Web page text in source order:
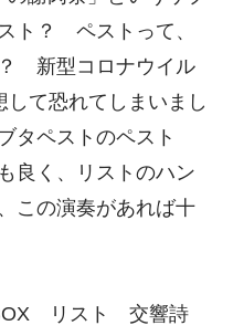
ト？ ペストって、
新型コロナウイル
て恐れてしまいまし
タペストのペスト
良く、リストのハン
この演奏があれば十
リスト 交響詩